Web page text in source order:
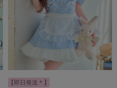
【即日発送＊】